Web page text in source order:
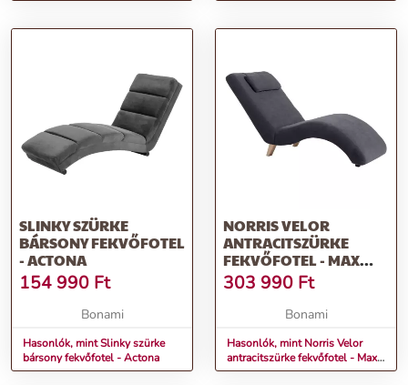
SLINKY SZÜRKE
BÁRSONY FEKVŐFOTEL
- ACTONA
154 990 Ft
Bonami
Hasonlók, mint Slinky szürke
bársony fekvőfotel - Actona
NORRIS VELOR
ANTRACITSZÜRKE
FEKVŐFOTEL - MAX
WINZER
303 990 Ft
Bonami
Hasonlók, mint Norris Velor
antracitszürke fekvőfotel - Max
Winzer